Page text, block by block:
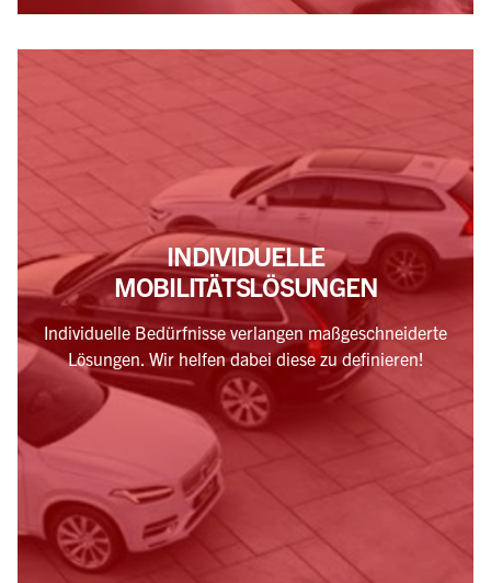
INDIVIDUELLE
MOBILITÄTSLÖSUNGEN
Individuelle Bedürfnisse verlangen maßgeschneiderte
Lösungen. Wir helfen dabei diese zu definieren!